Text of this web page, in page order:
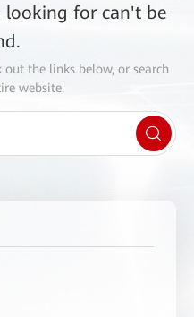
looking for can't be
out the links below, or search
website.